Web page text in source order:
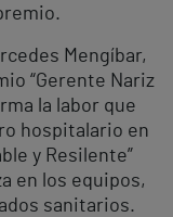
Mengíbar,
“Gerente Nariz
la labor que
hospitalario en
y Resilente”
en los equipos,
sanitarios.